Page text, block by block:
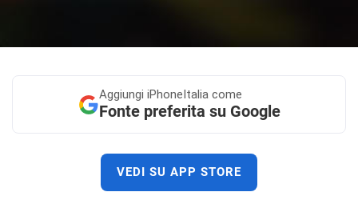
Aggiungi iPhoneItalia come
Fonte preferita su Google
VEDI SU APP STORE